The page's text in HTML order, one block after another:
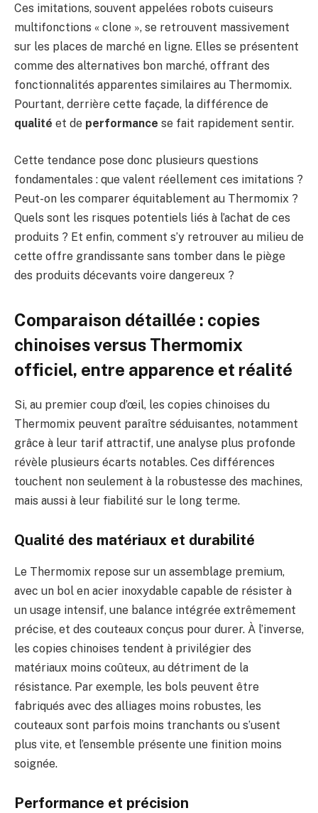
Ces imitations, souvent appelées robots cuiseurs
multifonctions « clone », se retrouvent massivement
sur les places de marché en ligne. Elles se présentent
comme des alternatives bon marché, offrant des
fonctionnalités apparentes similaires au Thermomix.
Pourtant, derrière cette façade, la différence de
qualité et de performance se fait rapidement sentir.
Cette tendance pose donc plusieurs questions
fondamentales : que valent réellement ces imitations ?
Peut-on les comparer équitablement au Thermomix ?
Quels sont les risques potentiels liés à l’achat de ces
produits ? Et enfin, comment s’y retrouver au milieu de
cette offre grandissante sans tomber dans le piège
des produits décevants voire dangereux ?
Comparaison détaillée : copies
chinoises versus Thermomix
officiel, entre apparence et réalité
Si, au premier coup d’œil, les copies chinoises du
Thermomix peuvent paraître séduisantes, notamment
grâce à leur tarif attractif, une analyse plus profonde
révèle plusieurs écarts notables. Ces différences
touchent non seulement à la robustesse des machines,
mais aussi à leur fiabilité sur le long terme.
Qualité des matériaux et durabilité
Le Thermomix repose sur un assemblage premium,
avec un bol en acier inoxydable capable de résister à
un usage intensif, une balance intégrée extrêmement
précise, et des couteaux conçus pour durer. À l’inverse,
les copies chinoises tendent à privilégier des
matériaux moins coûteux, au détriment de la
résistance. Par exemple, les bols peuvent être
fabriqués avec des alliages moins robustes, les
couteaux sont parfois moins tranchants ou s’usent
plus vite, et l’ensemble présente une finition moins
soignée.
Performance et précision